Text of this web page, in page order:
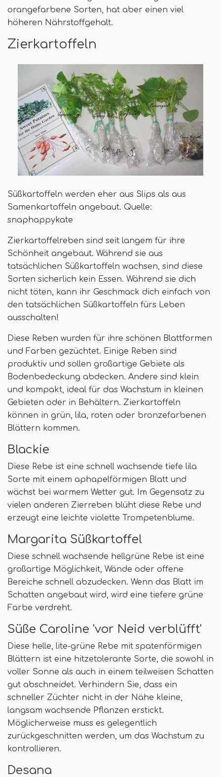
orangefarbene Sorten, hat aber einen viel
höheren Nährstoffgehalt.
Zierkartoffeln
Süßkartoffeln werden eher aus Slips als aus
Samenkartoffeln angebaut. Quelle:
snaphappykate
Zierkartoffelreben sind seit langem für ihre
Schönheit angebaut. Während sie aus
tatsächlichen Süßkartoffeln wachsen, sind diese
Sorten sicherlich kein Essen. Während sie dich
nicht töten, kann ihr Geschmack dich einfach von
den tatsächlichen Süßkartoffeln fürs Leben
ausschalten!
Diese Reben wurden für ihre schönen Blattformen
und Farben gezüchtet. Einige Reben sind
produktiv und sollen großartige Gebiete als
Bodenbedeckung abdecken. Andere sind klein
und kompakt, ideal für das Wachstum in kleinen
Gebieten oder in Behältern. Zierkartoffeln
können in grün, lila, roten oder bronzefarbenen
Blättern kommen.
Blackie
Diese Rebe ist eine schnell wachsende tiefe lila
Sorte mit einem aphapelförmigen Blatt und
wächst bei warmem Wetter gut. Im Gegensatz zu
vielen anderen Zierreben blüht diese Rebe und
erzeugt eine leichte violette Trompetenblume.
Margarita Süßkartoffel
Diese schnell wachsende hellgrüne Rebe ist eine
großartige Möglichkeit, Wände oder offene
Bereiche schnell abzudecken. Wenn das Blatt im
Schatten angebaut wird, wird eine tiefere grüne
Farbe verdreht.
Süße Caroline 'vor Neid verblüfft'
Diese helle, lite-grüne Rebe mit spatenförmigen
Blättern ist eine hitzetolerante Sorte, die sowohl in
voller Sonne als auch in einem teilweisen Schatten
gut abschneidet. Verhindern Sie, dass ein
schneller Züchter nicht in der Nähe kleine,
langsam wachsende Pflanzen erstickt.
Möglicherweise muss es gelegentlich
zurückgeschnitten werden, um das Wachstum zu
kontrollieren.
Desana